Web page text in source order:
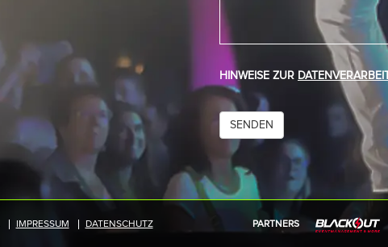
HINWEISE ZUR
IMPRESSUM DATENSCHUTZ PARTNERS